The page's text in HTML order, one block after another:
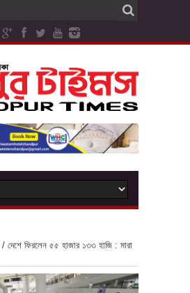
/ দেশে ফিরলেন ৫৫ হাজার ১৩৩ হাজি : মারা